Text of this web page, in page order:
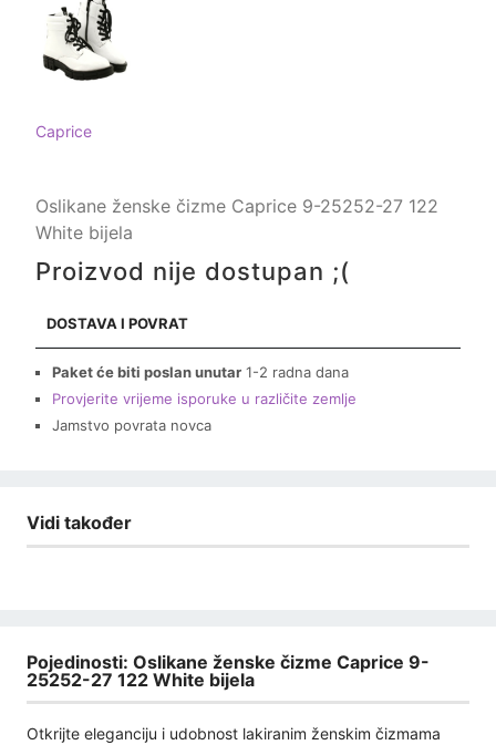
Caprice
Oslikane ženske čizme Caprice 9-25252-27 122
White bijela
Proizvod nije dostupan ;(
DOSTAVA I POVRAT
Paket će biti poslan unutar 1-2 radna dana
Provjerite vrijeme isporuke u različite zemlje
Jamstvo povrata novca
Vidi također
Pojedinosti: Oslikane ženske čizme Caprice 9-
25252-27 122 White bijela
Otkrijte eleganciju i udobnost lakiranim ženskim čizmama